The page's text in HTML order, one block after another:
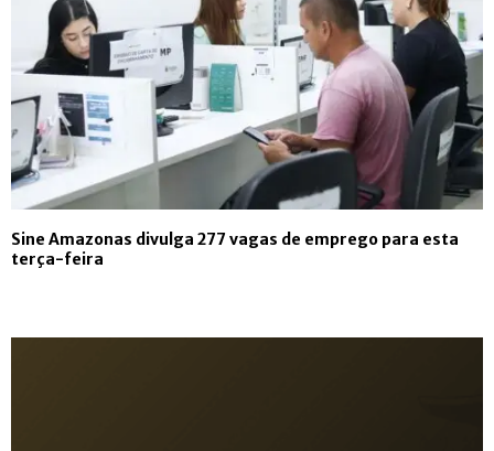
Sine Amazonas divulga 277 vagas de emprego para esta
terça-feira